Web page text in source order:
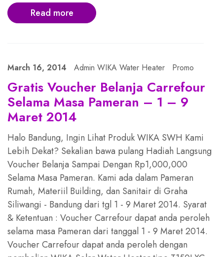
Read more
March 16, 2014 Admin WIKA Water Heater Promo
Gratis Voucher Belanja Carrefour
Selama Masa Pameran – 1 – 9
Maret 2014
Halo Bandung, Ingin Lihat Produk WIKA SWH Kami
Lebih Dekat? Sekalian bawa pulang Hadiah Langsung
Voucher Belanja Sampai Dengan Rp1,000,000
Selama Masa Pameran. Kami ada dalam Pameran
Rumah, Materiil Building, dan Sanitair di Graha
Siliwangi - Bandung dari tgl 1 - 9 Maret 2014. Syarat
& Ketentuan : Voucher Carrefour dapat anda peroleh
selama masa Pameran dari tanggal 1 - 9 Maret 2014.
Voucher Carrefour dapat anda peroleh dengan